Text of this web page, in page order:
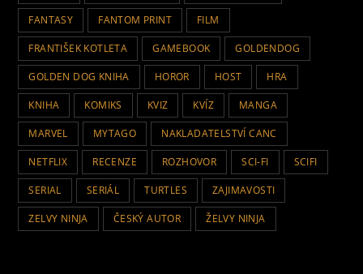
FANTASY FANTOM PRINT FILM
FRANTIŠEK KOTLETA GAMEBOOK GOLDENDOG
GOLDEN DOG KNIHA HOROR HOST HRA
KNIHA KOMIKS KVIZ KVÍZ MANGA
MARVEL MYTAGO NAKLADATELSTVÍ CANC
NETFLIX RECENZE ROZHOVOR SCI-FI SCIFI
SERIAL SERIÁL TURTLES ZAJIMAVOSTI
ZELVY NINJA ČESKÝ AUTOR ŽELVY NINJA